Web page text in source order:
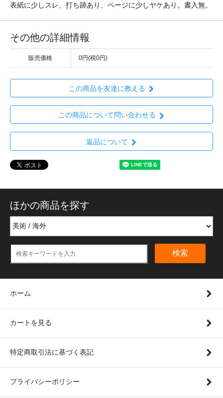
表紙に少しスレ、打ち跡あり、ページに少しヤケあり。書入無。
その他の詳細情報
販売価格 0円(税0円)
この商品を友達に教える
この商品について問い合わせる
返品について
ほかの商品を探す
検索
ホーム
カートを見る
特定商取引法に基づく表記
プライバシーポリシー